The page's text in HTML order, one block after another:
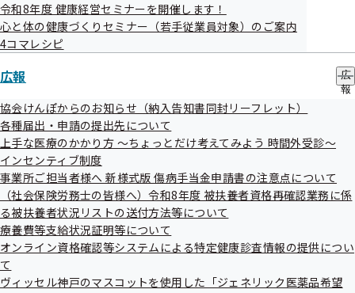
令和8年度 健康経営セミナーを開催します！
心と体の健康づくりセミナー（若手従業員対象）のご案内
4コマレシピ
広報
広
報
ー
協会けんぽからのお知らせ（納入告知書同封リーフレット）
各種届出・申請の提出先について
上手な医療のかかり方 ～ちょっとだけ考えてみよう 時間外受診～
インセンティブ制度
事業所ご担当者様へ 新様式版 傷病手当金申請書の注意点について
（社会保険労務士の皆様へ）令和8年度 被扶養者資格再確認業務に係
る被扶養者状況リストの送付方法等について
療養費等支給状況証明等について
オンライン資格確認等システムによる特定健康診査情報の提供につい
て
ヴィッセル神戸のマスコットを使用した「ジェネリック医薬品希望
○申込：不要
○配信期間：令和8年2月24日（火）～令和8年6月30日（火）
○配信内容（各動画20分程度）
（2）任意継続保険・傷病手当金の申請のポイント
（3）健診体系の見直しについて
（4）健康保険料率の決まり方と保険料率を抑えるための方法
【２】「医療費のお知らせ」をお送りしました
加入者の皆様にご自身の治療等にかかった医療費について確認してい
ただき、健康保険事業の健全な運営を図るために、年1回「医療費の
お知らせ」を発行しています。